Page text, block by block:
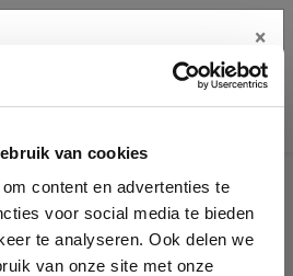
van cookies
content en advertenties te
voor social media te bieden
te analyseren. Ook delen we
van onze site met onze
×